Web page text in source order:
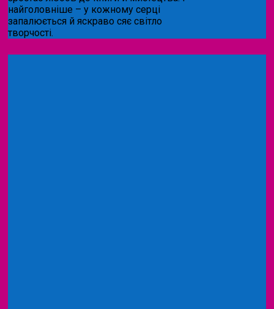
найголовніше – у кожному серці
запалюється й яскраво сяє світло
творчості.